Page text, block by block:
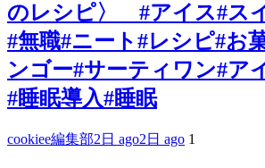
のレシピ〉 #アイス#ス
#無職#ニート#レシピ#お
ンゴー#サーティワン#ア
#睡眠導入#睡眠
cookiee編集部2日 ago2日 ago 1